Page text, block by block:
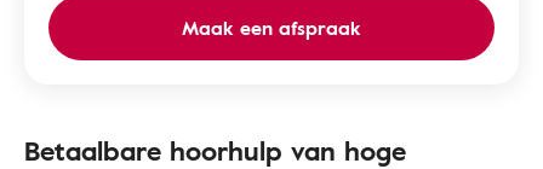
Maak een afspraak
Betaalbare hoorhulp van hoge